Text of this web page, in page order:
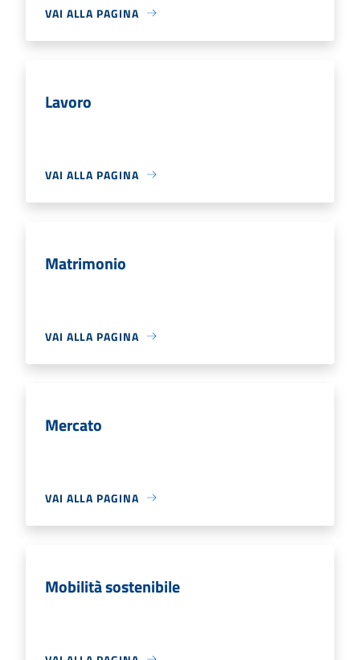
VAI ALLA PAGINA
Lavoro
VAI ALLA PAGINA
Matrimonio
VAI ALLA PAGINA
Mercato
VAI ALLA PAGINA
Mobilità sostenibile